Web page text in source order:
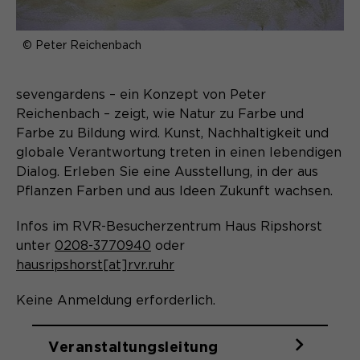
Webseite. Diese Basis-Cookies sind
unerlässlich, damit Ihr Besuch auf der
Website angenehm und flüssig wird:
offen zu halten. Es speichert bei
einem Benutzer-Login für einen
geschlossenen Bereich die Benutzer-
ID als verschlüsselten Wert (sog.
"hash-Wert") zum entsprechenden
Datenbankeintrag des Nutzers.
Name PHPSESSID
Anbieter Session-Cookies
Laufzeit
Der Session Cookie wird beim
Schließen des Browsers wieder
Anbieter Matomo
Zweck
Dient zur anonymen
Wiedererkennung eines Besuchers.
Name _pk_ses*
Anbieter Matomo
Laufzeit 30 Minuten
Zweck
Speichert vorübergehend Daten der
Aktivierung Mehrsprachigkeit
Übersetzung der Website-Inhalte durch GTranslate.
Name googtrans
Anbieter GTranslate Inc.
Laufzeit 1 Jahr
Zweck
Speichert die vom Nutzer gewählte
Sprache für die automatische
Übersetzung der Website.
Cookie-Informationen anzeigen
© Peter Reichenbach
sevengardens – ein Konzept von Peter
Reichenbach – zeigt, wie Natur zu Farbe und
Farbe zu Bildung wird. Kunst, Nachhaltigkeit und
globale Verantwortung treten in einen lebendigen
Dialog. Erleben Sie eine Ausstellung, in der aus
Pflanzen Farben und aus Ideen Zukunft wachsen.
Infos im RVR-Besucherzentrum Haus Ripshorst
unter 0208-3770940 oder
hausripshorst[at]rvr.ruhr
Keine Anmeldung erforderlich.
Veranstaltungsleitung